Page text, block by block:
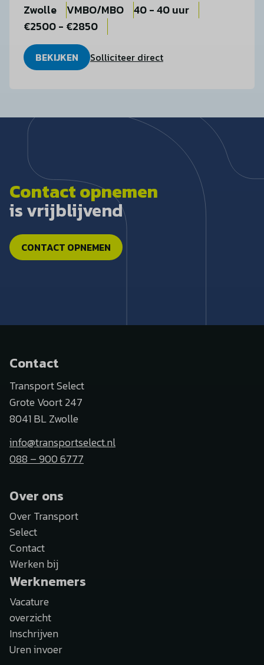
Zwolle VMBO/MBO
40 - 40 uur
€2500 - €2850
BEKIJKEN Solliciteer direct
Contact opnemen
is vrijblijvend
CONTACT OPNEMEN
Contact
Transport Select
Grote Voort 247
8041 BL Zwolle
info@transportselect.nl
088 – 900 6777
Over ons
Over Transport
Select
Contact
Werken bij
Werknemers
Vacature
overzicht
Inschrijven
Uren invoer